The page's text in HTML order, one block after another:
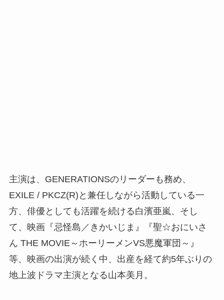
主演は、GENERATIONSのリーダーも務め、
EXILE / PKCZ(R)と兼任しながら活動している一
方、俳優としても活躍を続ける白濱亜嵐、そし
て、映画『忌怪島／きかいじま』『聖☆おにいさ
ん THE MOVIE～ホーリーメンVS悪魔軍団～』
等、映画の出演が続く中、出産を経て約5年ぶりの
地上波ドラマ主演となる山本美月。